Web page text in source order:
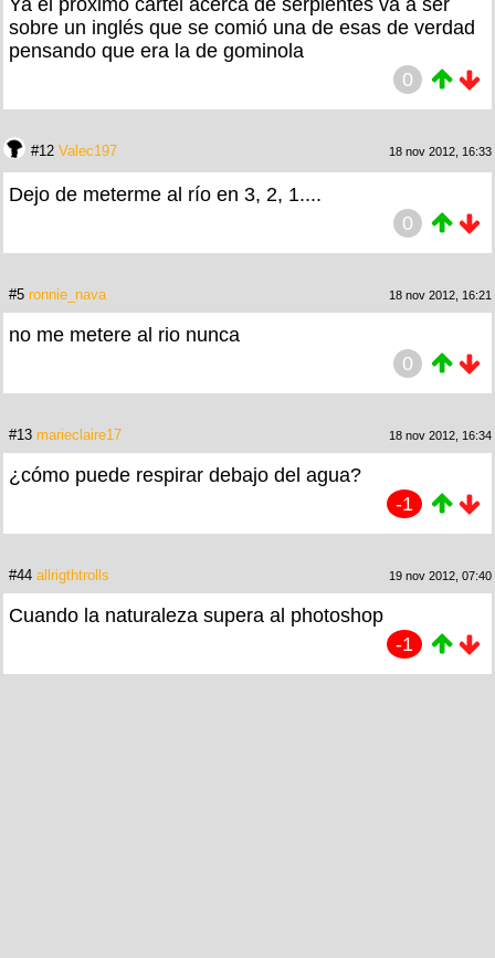
sobre un inglés que se comió una de esas de verdad
pensando que era la de gominola
0
#12 Valec197 18 nov 2012, 16:33
Dejo de meterme al río en 3, 2, 1....
0
#5 ronnie_nava 18 nov 2012, 16:21
no me metere al rio nunca
0
#13 marieclaire17 18 nov 2012, 16:34
¿cómo puede respirar debajo del agua?
-1
#44 allrigthtrolls 19 nov 2012, 07:40
Cuando la naturaleza supera al photoshop
-1